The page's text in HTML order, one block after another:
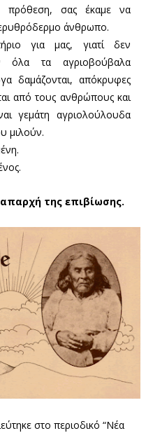
πρόθεση, σας έκαμε να
ερυθρόδερμο άνθρωπο.
για μας, γιατί δεν
όλα τα αγριοβούβαλα
δαμάζονται, απόκρυφες
από τους ανθρώπους και
γεμάτη αγριολούλουδα
μιλούν.
της επιβίωσης.
στο περιοδικό “Νέα